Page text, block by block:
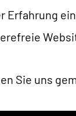
Erfahrung
Sie uns